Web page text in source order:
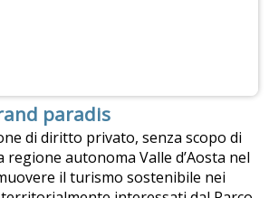
paradis
di diritto privato, senza scopo di
regione autonoma Valle d’Aosta nel
il turismo sostenibile nei